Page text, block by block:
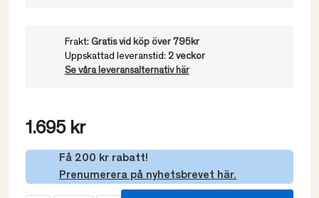
Frakt: Gratis vid köp över 795kr
Uppskattad leveranstid: 2 veckor
Se våra leveransalternativ här
1.695 kr
Få 200 kr rabatt!
Prenumerera på nyhetsbrevet här.